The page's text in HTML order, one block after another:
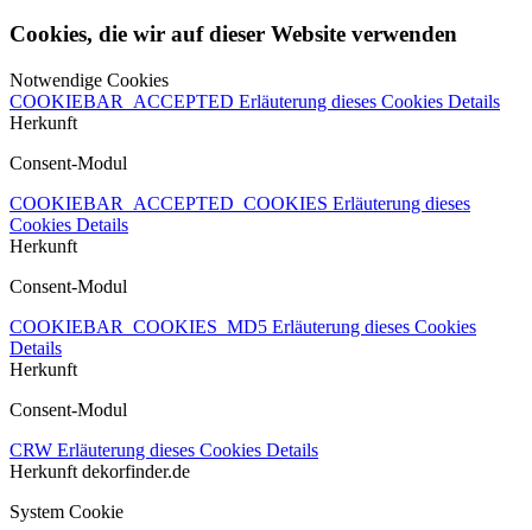
Cookies, die wir auf dieser Website verwenden
Notwendige Cookies
COOKIEBAR_ACCEPTED Erläuterung dieses Cookies Details
Herkunft
Consent-Modul
COOKIEBAR_ACCEPTED_COOKIES Erläuterung dieses
Cookies Details
Herkunft
Consent-Modul
COOKIEBAR_COOKIES_MD5 Erläuterung dieses Cookies
Details
Herkunft
Consent-Modul
CRW Erläuterung dieses Cookies Details
Herkunft dekorfinder.de
System Cookie